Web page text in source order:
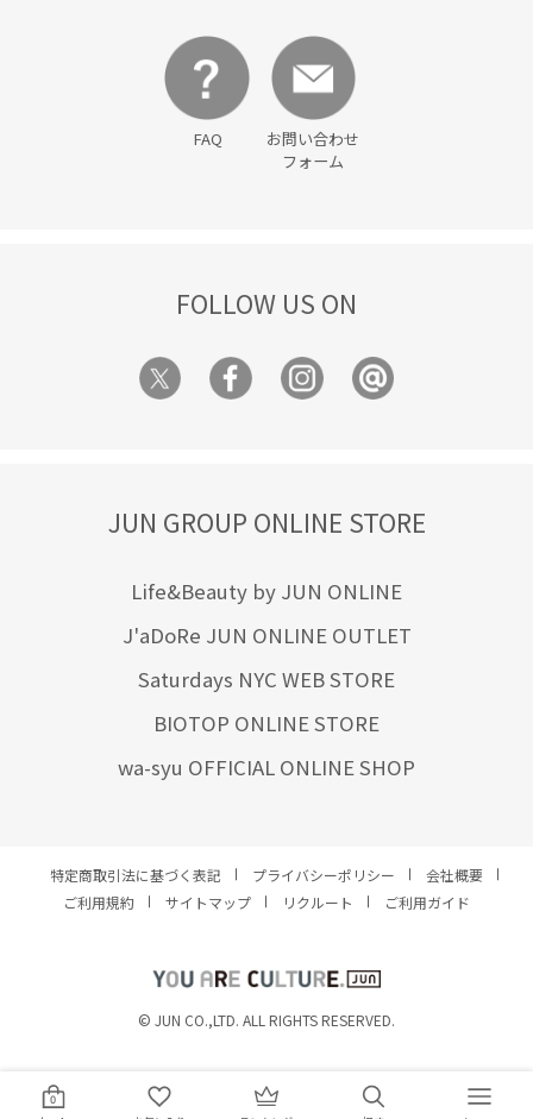
0
FAQ
お問い合わせ
フォーム
FOLLOW US ON
JUN GROUP ONLINE STORE
Life&Beauty by JUN ONLINE
J'aDoRe JUN ONLINE OUTLET
Saturdays NYC WEB STORE
BIOTOP ONLINE STORE
wa-syu OFFICIAL ONLINE SHOP
特定商取引法に基づく表記 プライバシーポリシー
会社概要
ご利用規約
サイトマップ リクルート ご利用ガイド
© JUN CO.,LTD. ALL RIGHTS RESERVED.